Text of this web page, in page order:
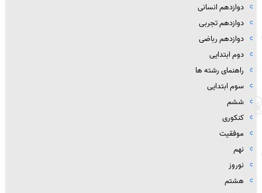
دوازدهم انسانی
دوازدهم تجربی
دوازدهم رباضی
دوم ابتدایی
راهنمای رشته ها
سوم ابتدایی
ششم
کنکوری
موفقیت
نهم
نوروز
هشتم